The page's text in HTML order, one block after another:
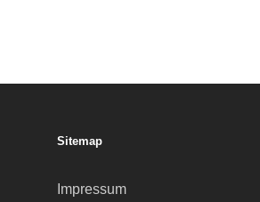
Sitemap
Impressum